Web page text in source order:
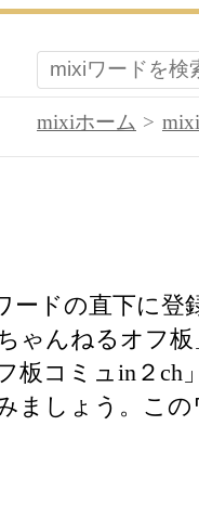
mixiホーム
ードの直下に
ゃんねるオフ板
板コミュin２ch
ましょう。こ